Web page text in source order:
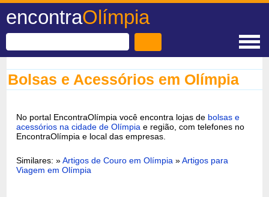
encontraOlímpia
Bolsas e Acessórios em Olímpia
No portal EncontraOlímpia você encontra lojas de bolsas e
acessórios na cidade de Olímpia e região, com telefones no
EncontraOlímpia e local das empresas.
Similares: »Artigos de Couro em Olímpia »Artigos para
Viagem em Olímpia